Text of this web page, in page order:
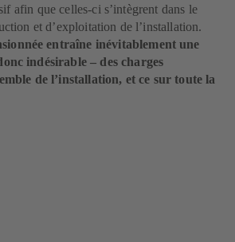
afin que celles-ci s’intègrent dans le
et d’exploitation de l’installation.
entraîne inévitablement une
indésirable – des charges
de l’installation, et ce sur toute la